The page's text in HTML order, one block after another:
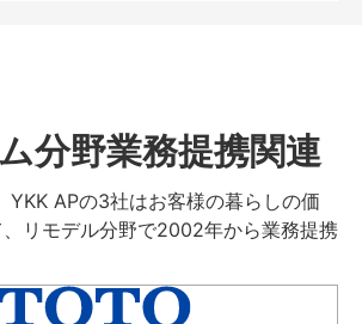
分野業務提携関連
YKK APの3社はお客様の暮らしの価
リモデル分野で2002年から業務提携